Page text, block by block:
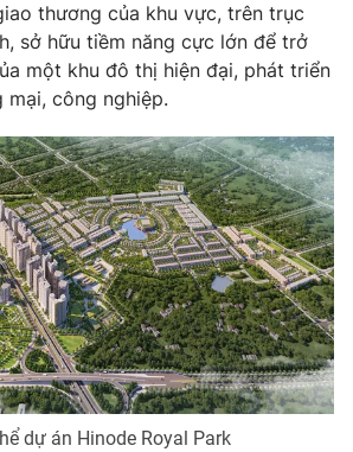
024.66 897 897
7300.7108
mọi hình thức nếu không có sự chấp
rõ nguồn VTV.vn khi phát hành lại
thương của khu vực, trên trục
sở hữu tiềm năng cực lớn để trở
một khu đô thị hiện đại, phát triển
công nghiệp.
dự án Hinode Royal Park